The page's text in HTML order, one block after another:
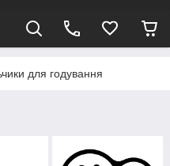
для годування